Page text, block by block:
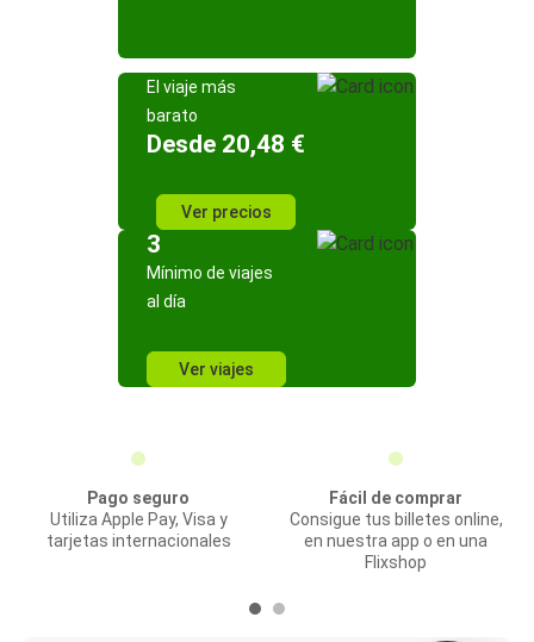
El viaje más
barato
Desde 20,48 €
Ver precios
3
Mínimo de viajes
al día
Ver viajes
Pago seguro
Utiliza Apple Pay, Visa y
tarjetas internacionales
Fácil de comprar
Consigue tus billetes online,
en nuestra app o en una
Flixshop